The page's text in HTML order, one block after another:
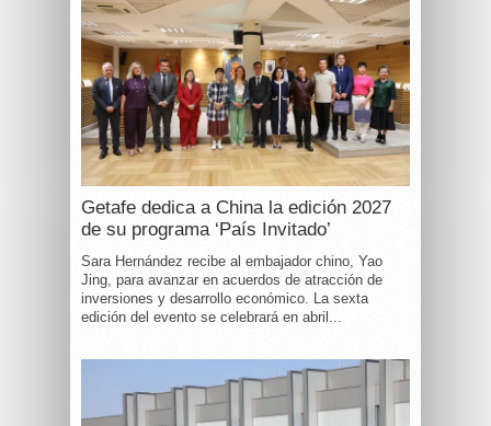
Getafe dedica a China la edición 2027
de su programa ‘País Invitado’
Sara Hernández recibe al embajador chino, Yao
Jing, para avanzar en acuerdos de atracción de
inversiones y desarrollo económico. La sexta
edición del evento se celebrará en abril...